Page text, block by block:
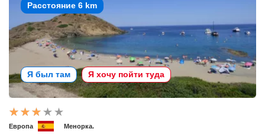
Расстояние 6 km
Я был там Я хочу пойти туда
Европа Менорка.